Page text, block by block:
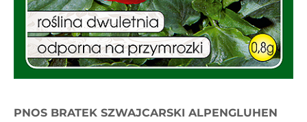
PNOS BRATEK SZWAJCARSKI ALPENGLUHEN